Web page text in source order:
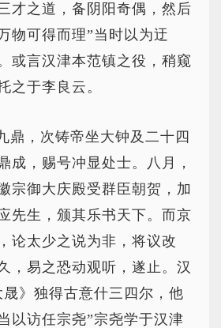
才之道，备阴阳奇偶，然后
物可得而理”当时以为迂
或言汉津本范镇之役，稍窥
之于李良云。
鼎，次铸帝坐大钟及二十四
成，赐号冲显处士。八月，
宗御大庆殿受群臣朝贺，加
先生，颁其乐书天下。而京
论太少之说为非，将议改
，易之恐动观听，遂止。汉
》独得古意什三四尔，他
以访任宗尧”宗尧学于汉津